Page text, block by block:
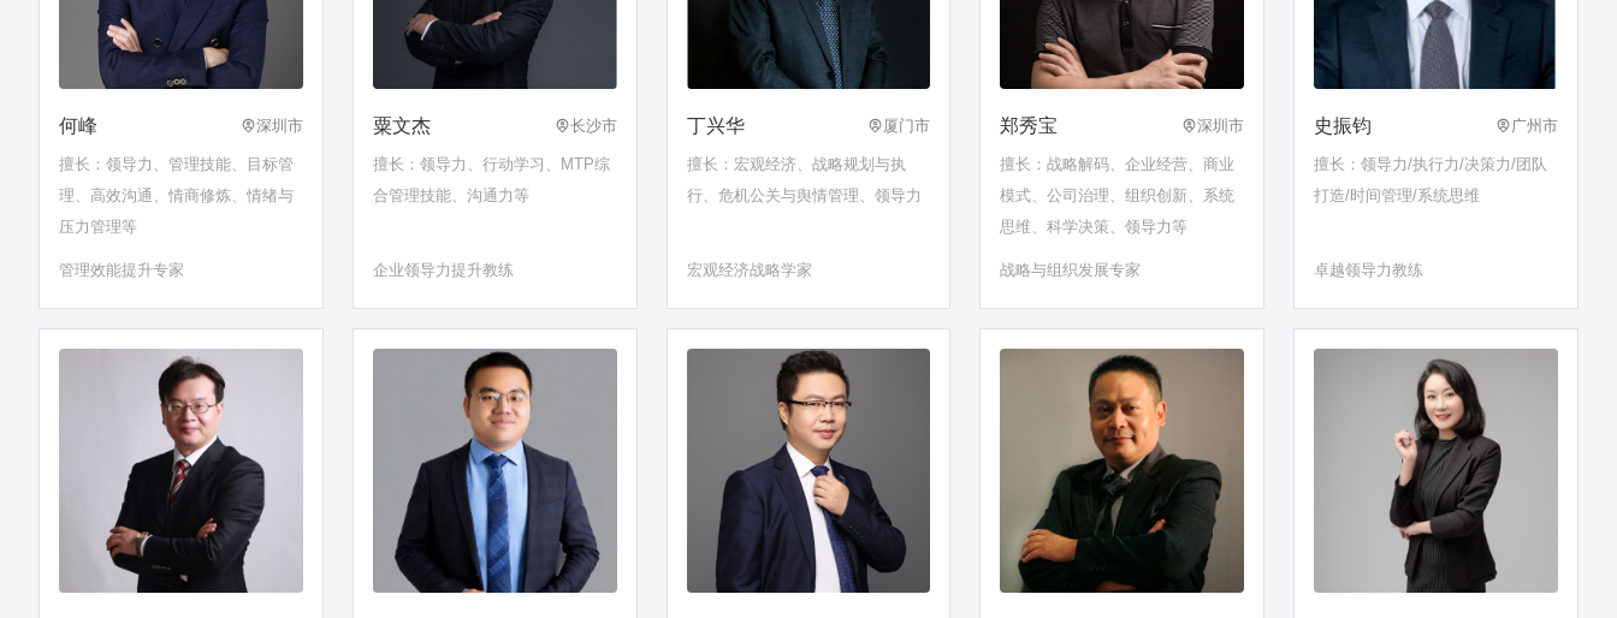
何峰 深圳市
擅长：领导力、管理技能、目标管
理、高效沟通、情商修炼、情绪与
压力管理等
管理效能提升专家
粟文杰 长沙市
擅长：领导力、行动学习、MTP综
合管理技能、沟通力等
企业领导力提升教练
丁兴华 厦门市
擅长：宏观经济、战略规划与执
行、危机公关与舆情管理、领导力
宏观经济战略学家
郑秀宝 深圳市
擅长：战略解码、企业经营、商业
模式、公司治理、组织创新、系统
思维、科学决策、领导力等
战略与组织发展专家
史振钧 广州市
擅长：领导力/执行力/决策力/团队
打造/时间管理/系统思维
卓越领导力教练